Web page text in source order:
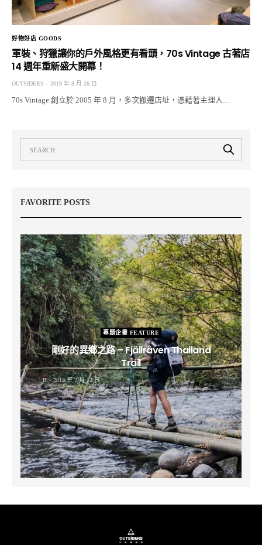
好物好店 GOODS
軍裝、狩獵讓你的戶外風格更有看頭，70s Vintage 古著店
14 週年重新盛大開幕！
OUTSIDERS 2019 年 8 月 26 日
70s Vintage 創立於 2005 年 8 月，多次搬遷店址，憑藉著主理人…
FAVORITE POSTS
專題企畫 FEATURE
剛好的異鄉之路 – Fjällräven Thailand
Trail
B 2019 年 2 月 12 日